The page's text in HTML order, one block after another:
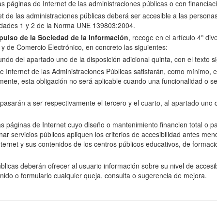
páginas de Internet de las administraciones públicas o con
de las administraciones públicas deberá ser accesible a las
1 y 2 de la Norma UNE 139803:2004.
de la Sociedad de la Información, recoge en el artículo 4º
de Comercio Electrónico, en concreto las siguientes:
del apartado uno de la disposición adicional quinta, con el texto
de las Administraciones Públicas satisfarán, como mínimo,
esta obligación no será aplicable cuando una funcionalidad o
a ser respectivamente el tercero y el cuarto, al apartado uno
páginas de Internet cuyo diseño o mantenimiento financien total o
servicios públicos apliquen los criterios de accesibilidad antes
y sus contenidos de los centros públicos educativos, de
deberán ofrecer al usuario información sobre su nivel de
o formulario cualquier queja, consulta o sugerencia de mejora.